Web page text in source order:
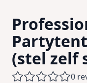
(stel zelf
0